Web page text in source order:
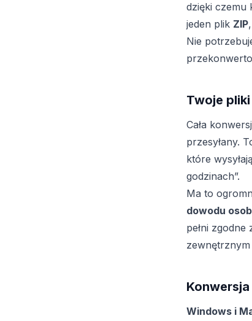
dzięki czemu
jeden plik ZIP
Nie
Twoje
Cała
przesyłany.
które
godzinach”.
Ma to
dowodu
pełni zgodne
Windows i